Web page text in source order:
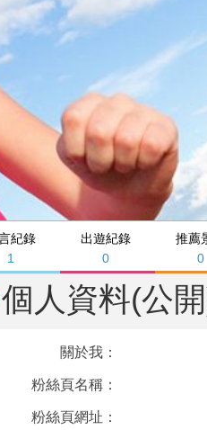
紀錄
1
出遊紀錄
0
推薦
0
個人資料(公
關於我：
粉絲頁名稱：
粉絲頁網址：